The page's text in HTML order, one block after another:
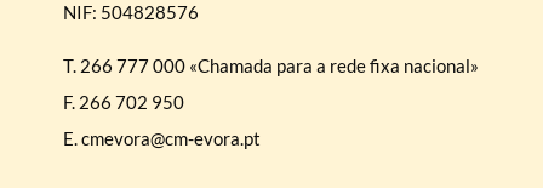
NIF: 504828576
T. 266 777 000 «Chamada para a rede fixa nacional»
F. 266 702 950
E.cmevora@cm-evora.pt